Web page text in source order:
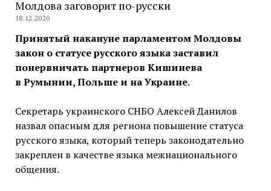
Молдова заговорит по-русски
18.12.2020
Принятый накануне парламентом Молдовы
закон о статусе русского языка заставил
понервничать партнеров Кишинева
в Румынии, Польше и на Украине.
Секретарь украинского СНБО Алексей Данилов
назвал опасным для региона повышение статуса
русского языка, который теперь законодательно
закреплен в качестве языка межнационального
общения.